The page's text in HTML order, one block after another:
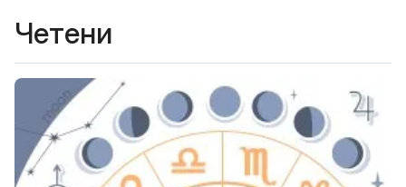
Четени